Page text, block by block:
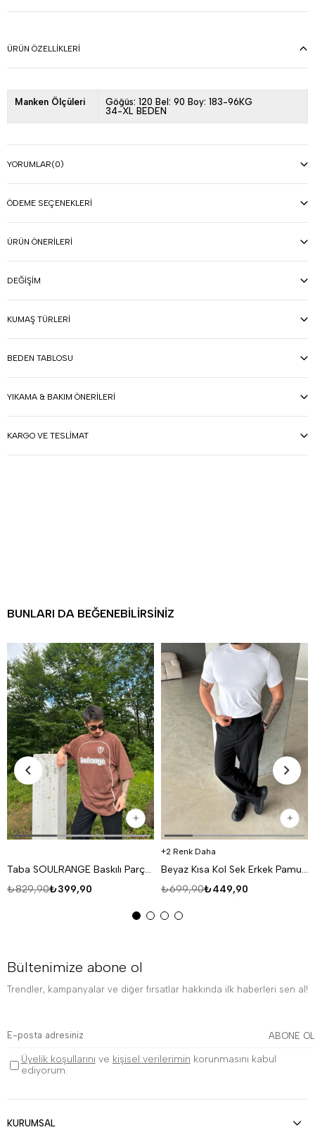
ÜRÜN ÖZELLIKLERI
Manken Ölçüleri
Göğüs: 120 Bel: 90 Boy: 183-96KG
34-XL BEDEN
YORUMLAR(0)
ÖDEME SEÇENEKLERI
ÜRÜN ÖNERILERI
DEĞIŞIM
KUMAŞ TÜRLERI
BEDEN TABLOSU
YIKAMA & BAKIM ÖNERILERI
KARGO VE TESLIMAT
BUNLARI DA BEĞENEBILIRSINIZ
Taba SOULRANGE Baskılı Parçalı Oversize T-SHIRT PNC 1009
₺399,90
₺829,90
2 Renk Daha
Beyaz Kısa Kol Sek Erkek Pamuk Likralı T-SHİRT SC
₺449,90
₺699,90
Bültenimize abone ol
Trendler, kampanyalar ve diğer fırsatlar hakkında ilk haberleri sen al!
ABONE OL
Üyelik koşullarını ve kişisel verilerimin korunmasını kabul
ediyorum.
KURUMSAL